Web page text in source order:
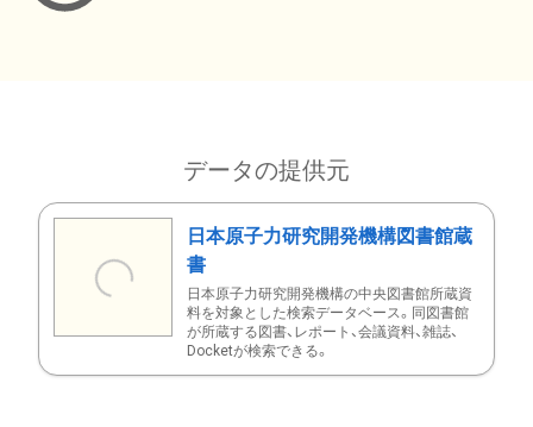
データの提供元
日本原子力研究開発機構図書館蔵
書
日本原子力研究開発機構の中央図書館所蔵資
料を対象とした検索データベース。同図書館
が所蔵する図書、レポート、会議資料、雑誌、
Docketが検索できる。